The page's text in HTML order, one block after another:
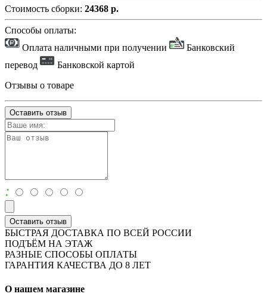
Стоимость сборки: 24368 р.
Способы оплаты:
Оплата наличными при получении
Банковский
перевод
Банковской картой
Отзывы о товаре
Оставить отзыв
:
Оставить отзыв
БЫСТРАЯ ДОСТАВКА ПО ВСЕЙ РОССИИ
ПОДЪЁМ НА ЭТАЖ
РАЗНЫЕ СПОСОБЫ ОПЛАТЫ
ГАРАНТИЯ КАЧЕСТВА ДО 8 ЛЕТ
О нашем магазине